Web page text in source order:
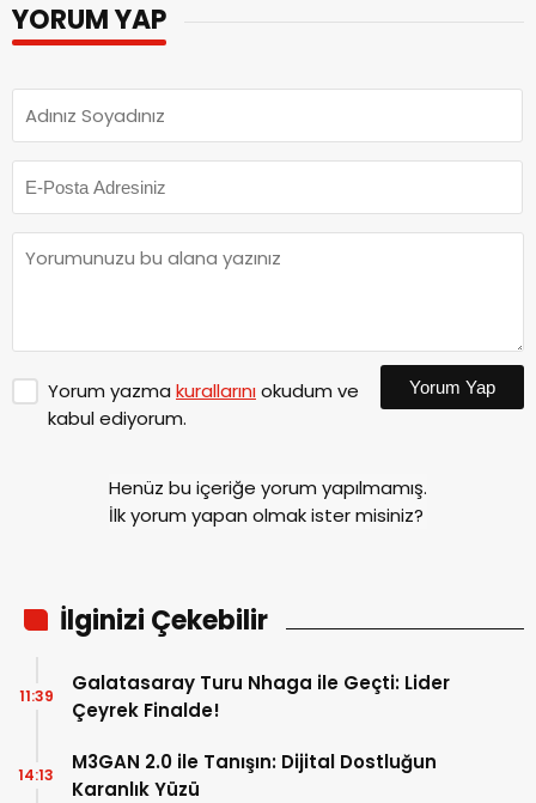
YORUM YAP
Yorum yazma kurallarınıokudum ve
kabul ediyorum.
Yorum Yap
Henüz bu içeriğe yorum yapılmamış.
İlk yorum yapan olmak ister misiniz?
İlginizi Çekebilir
Galatasaray Turu Nhaga ile Geçti: Lider
Çeyrek Finalde!
11:39
M3GAN 2.0 ile Tanışın: Dijital Dostluğun
Karanlık Yüzü
14:13